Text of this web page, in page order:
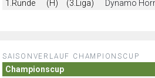
1.Runde
(H) (3.Liga) Dynamo
SAISONVERLAUF CHAMPIONSCUP
Championscup